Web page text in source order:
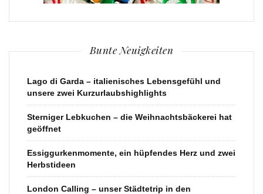
Bunte Neuigkeiten
Lago di Garda – italienisches Lebensgefühl und
unsere zwei Kurzurlaubshighlights
Sterniger Lebkuchen – die Weihnachtsbäckerei hat
geöffnet
Essiggurkenmomente, ein hüpfendes Herz und zwei
Herbstideen
London Calling – unser Städtetrip in den